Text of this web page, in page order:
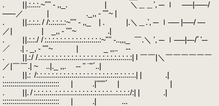
. | |.:.:.:.~"'' - ,,_. | ＼＿＿', ─ ｌ ──|──‐/
──‐／ | ._,, - ''"~ |
. | |.:.:.:. / /:.:.:.:.:~"'' - ,,_ | . |.＼＿.', ─ ｌ── |──/ ─‐
／| | _,, - ''"~ .|
. | |.:.:./ / :.:.:.:.:.:.:.:.:.:.:.:.:.:.:~"'' -..,,,_ ￣.＼ ', ─ ｌ──|─‐/ﾞ'─
／ .| . _, - ''"~ | _ ,,.. -‐
. | |.: / / .:.:.:.:.:.:.:.:.:.:.:.:.:.:.:.:.:.:.:.:.:.:.:.:| l ￣￣|＼￣￣￣￣￣￣
／|￣￣.| ~ ..|._ ,,. -‐ '' ¨"´..|
. | |.: /:.:.:.:.:.:.:.:.:.:.:.:.:.:.:.:.:.:.:.:.::.:.:.:.:.| | .|
::::::::::::::::::::::::::::: | .|''''"´ | |
. | |. / :.:.:.:.:..:.:.:.:.:.:.:.:.:.:.:.:.:.:.:..:.:.:.: /:| | .|
::::::::::::::::::::::::::::: | .| ...